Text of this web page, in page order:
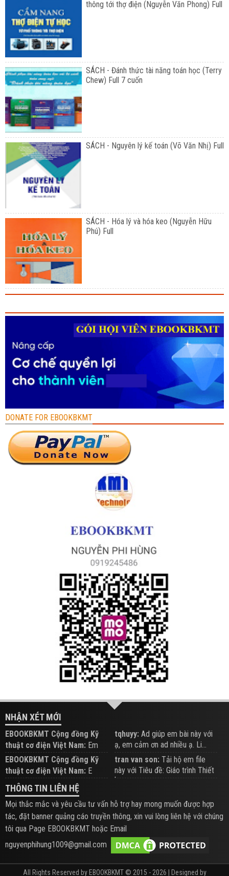
thông tới thợ điện (Nguyễn Văn Phong) Full
SÁCH - Đánh thức tài năng toán học (Terry
Chew) Full 7 cuốn
SÁCH - Nguyên lý kế toán (Võ Văn Nhị) Full
SÁCH - Hóa lý và hóa keo (Nguyễn Hữu
Phú) Full
DONATE FOR EBOOKBKMT
NHẬN XÉT MỚI
EBOOKBKMT Cộng đồng Kỹ
thuật cơ điện Việt Nam: Em
đăng trên Group hỗ trợ nhé
tqhuyy: Ad giúp em bài này với
ạ, em cảm ơn ad nhiều ạ. Li...
EBOOKBKMT Cộng đồng Kỹ
thuật cơ điện Việt Nam: E
xem hỗ trợ trên Group
tran van son: Tải hộ em file
này với Tiêu đề: Giáo trình Thiết
b...
THÔNG TIN LIÊN HỆ
Mọi thắc mắc và yêu cầu tư vấn hỗ trợ hay mong muốn được hợp
tác, đặt banner quảng cáo truyền thông, xin vui lòng liên hệ với chúng
tôi qua Page EBOOKBKMT hoặc Email
nguyenphihung1009@gmail.com
All Rights Reserved by EBOOKBKMT © 2015 - 2026 | Designed by